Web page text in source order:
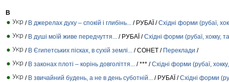
В
/ В джерелах духу – спокій і глибінь... / РУБАЇ /Східні форми (рубаї,
/ В душі моїй живе передчуття... / РУБАЇ /Східні форми (рубаї, хокку,
/ В Єгипетських пісках, в сухій землі... / СОНЕТ / Переклади /
/ В законах плоті – корінь довголіття... / *** /Східні форми (рубаї,
/ В звичайний будень, а не в день суботній... / РУБАЇ /Східні форми